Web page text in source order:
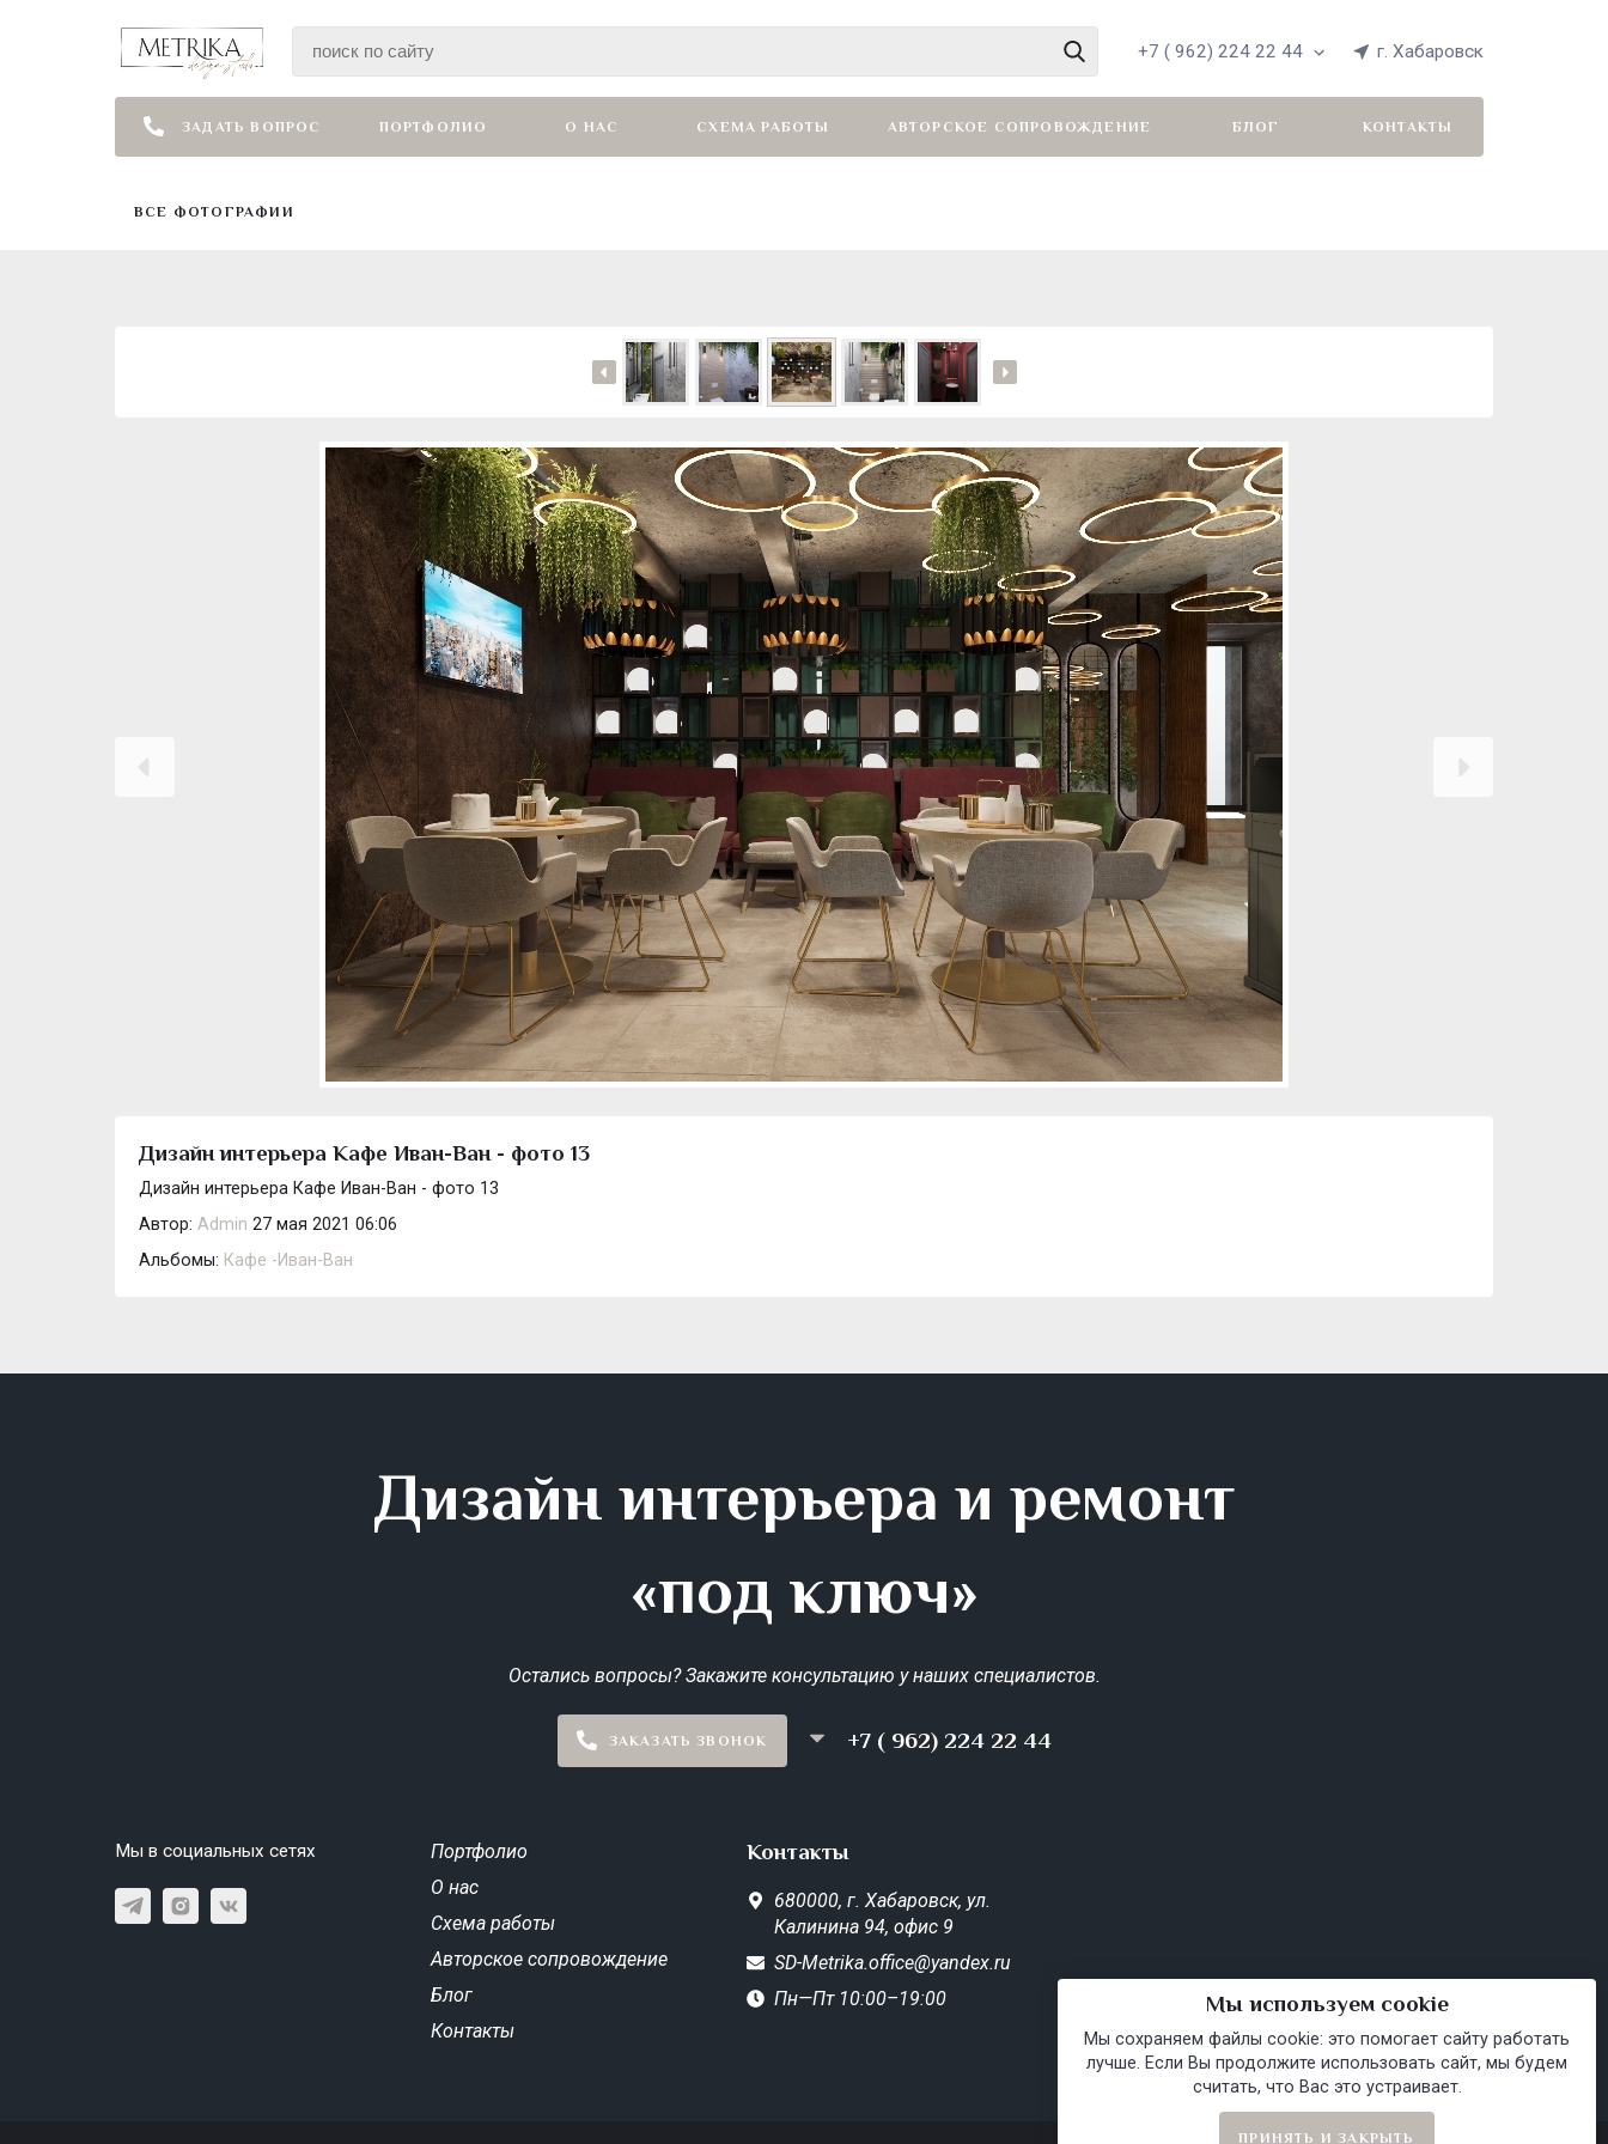
+7 ( 962) 224 22 44 г. Хабаровск
ЗАДАТЬ ВОПРОС ПОРТФОЛИО О НАС СХЕМА РАБОТЫ АВТОРСКОЕ СОПРОВОЖДЕНИЕ БЛОГ КОНТАКТЫ
ВСЕ ФОТОГРАФИИ
Дизайн интерьера Кафе Иван-Ван - фото 13
Дизайн интерьера Кафе Иван-Ван - фото 13
Автор: Admin 27 мая 2021 06:06
Альбомы: Кафе -Иван-Ван
Дизайн интерьера и ремонт
«под ключ»
Остались вопросы? Закажите консультацию у наших специалистов.
ЗАКАЗАТЬ ЗВОНОК +7 ( 962) 224 22 44
Мы в социальных сетях
Портфолио
О нас
Схема работы
Авторское сопровождение
Блог
Контакты
Контакты
680000, г. Хабаровск, ул.
Калинина 94, офис 9
SD-Metrika.office@yandex.ru
Пн—Пт 10:00–19:00
Мы используем cookie
Мы сохраняем файлы cookie: это помогает сайту работать
лучше. Если Вы продолжите использовать сайт, мы будем
считать, что Вас это устраивает.
ПРИНЯТЬ И ЗАКРЫТЬ